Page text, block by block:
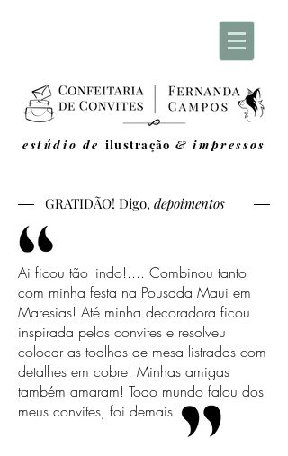
estúdio de ilustração & impressos
GRATIDÃO! Digo, depoimentos
Ai ficou tão lindo!.... Combinou tanto
com minha festa na Pousada Maui em
Maresias! Até minha decoradora ficou
inspirada pelos convites e resolveu
colocar as toalhas de mesa listradas com
detalhes em cobre! Minhas amigas
também amaram! Todo mundo falou dos
meus convites, foi demais!